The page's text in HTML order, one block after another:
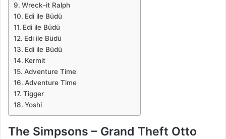
Wreck-it Ralph
Edi ile Büdü
Edi ile Büdü
Edi ile Büdü
Edi ile Büdü
Kermit
Adventure Time
Adventure Time
Tigger
Yoshi
The Simpsons – Grand Theft Otto